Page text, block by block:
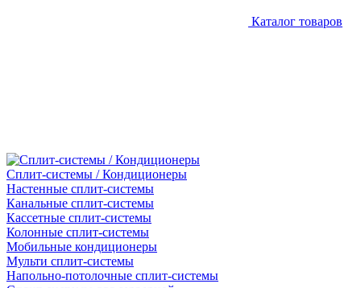
Каталог товаров
Сплит-системы / Кондиционеры
Настенные сплит-системы
Канальные сплит-системы
Кассетные сплит-системы
Колонные сплит-системы
Мобильные кондиционеры
Мульти сплит-системы
Напольно-потолочные сплит-системы